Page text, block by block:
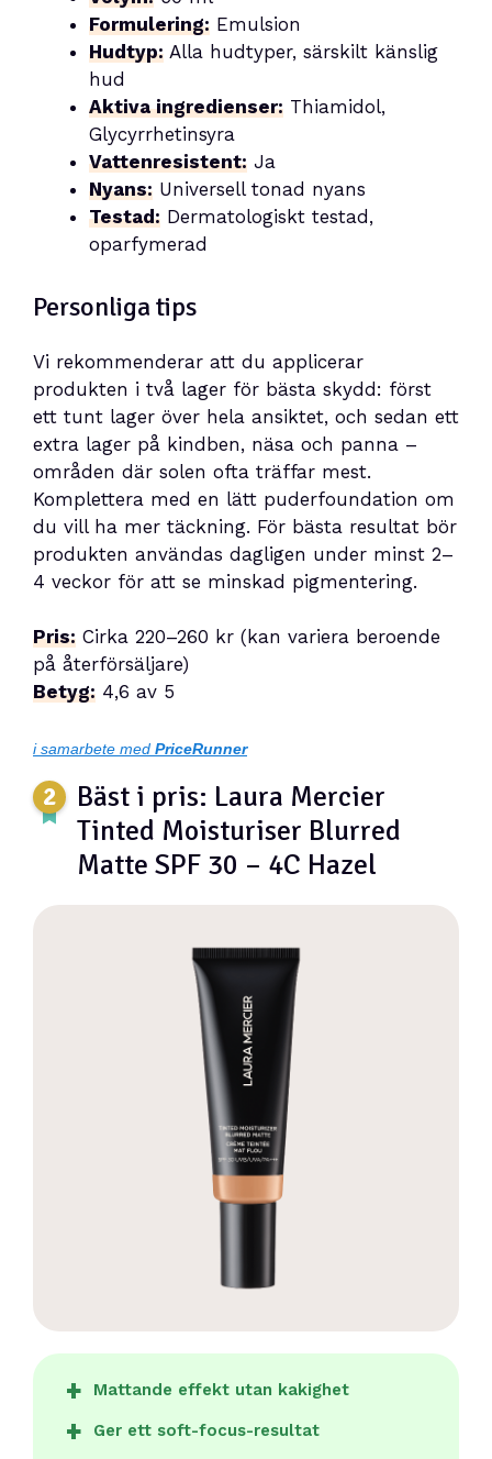
Formulering: Emulsion
Hudtyp: Alla hudtyper, särskilt känslig
hud
Aktiva ingredienser: Thiamidol,
Glycyrrhetinsyra
Vattenresistent: Ja
Nyans: Universell tonad nyans
Testad: Dermatologiskt testad,
oparfymerad
Personliga tips
Vi rekommenderar att du applicerar
produkten i två lager för bästa skydd: först
ett tunt lager över hela ansiktet, och sedan ett
extra lager på kindben, näsa och panna –
områden där solen ofta träffar mest.
Komplettera med en lätt puderfoundation om
du vill ha mer täckning. För bästa resultat bör
produkten användas dagligen under minst 2–
4 veckor för att se minskad pigmentering.
Pris: Cirka 220–260 kr (kan variera beroende
på återförsäljare)
Betyg: 4,6 av 5
i samarbete med PriceRunner
Bäst i pris: Laura Mercier
Tinted Moisturiser Blurred
Matte SPF 30 – 4C Hazel
Mattande effekt utan kakighet
Ger ett soft-focus-resultat